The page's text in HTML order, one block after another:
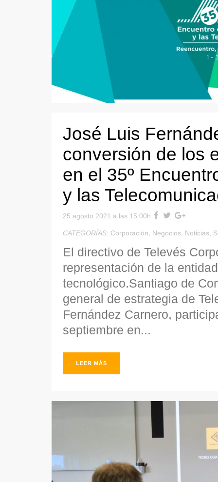
José Luis
conversión de los
en el 35º
y las
25 agosto 2021 a las 15:00h
CATEGORÍAS: Corporación, Negocios, Noticias,
El directivo de Televés
representación de la
tecnológico.Santiago de
general de estrategia de
Fernández Carnero,
septiembre en...
LEER MÁS